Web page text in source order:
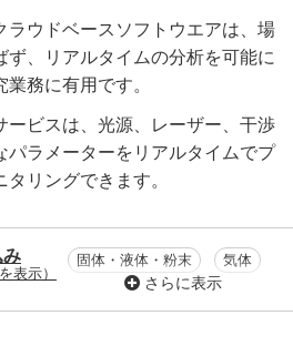
ラウドベースソフトウエアは、場
ず、リアルタイムの分析を可能に
務に有用です。
ービスは、光源、レーザー、干渉
パラメーターをリアルタイムでプ
リングできます。
み
表示）
固体・液体・粉末 気体
さらに表示